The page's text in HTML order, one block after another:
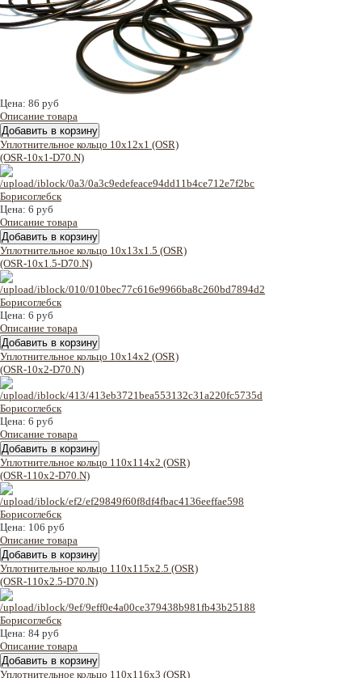
Цена: 86 руб
Описание товара
Уплотнительное кольцо 10x12x1 (OSR)
(OSR-10x1-D70.N)
Цена: 6 руб
Описание товара
Уплотнительное кольцо 10x13x1.5 (OSR)
(OSR-10x1.5-D70.N)
Цена: 6 руб
Описание товара
Уплотнительное кольцо 10x14x2 (OSR)
(OSR-10x2-D70.N)
Цена: 6 руб
Описание товара
Уплотнительное кольцо 110x114x2 (OSR)
(OSR-110x2-D70.N)
Цена: 106 руб
Описание товара
Уплотнительное кольцо 110x115x2.5 (OSR)
(OSR-110x2.5-D70.N)
Цена: 84 руб
Описание товара
Уплотнительное кольцо 110x116x3 (OSR)